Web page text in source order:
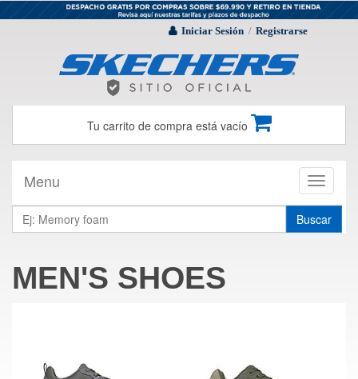
Iniciar Sesión / Registrarse
Tu carrito de compra está vacío
Toggle
Menu
Buscar
MEN'S SHOES